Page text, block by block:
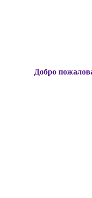
Добро пожаловать на